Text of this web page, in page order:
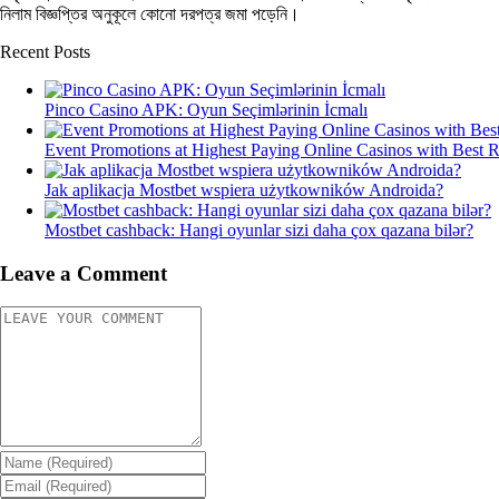
নিলাম বিজ্ঞপ্তির অনুকূলে কোনো দরপত্র জমা পড়েনি।
Recent Posts
Pinco Casino APK: Oyun Seçimlərinin İcmalı
Event Promotions at Highest Paying Online Casinos with Best
Jak aplikacja Mostbet wspiera użytkowników Androida?
Mostbet cashback: Hangi oyunlar sizi daha çox qazana bilər?
Leave a Comment